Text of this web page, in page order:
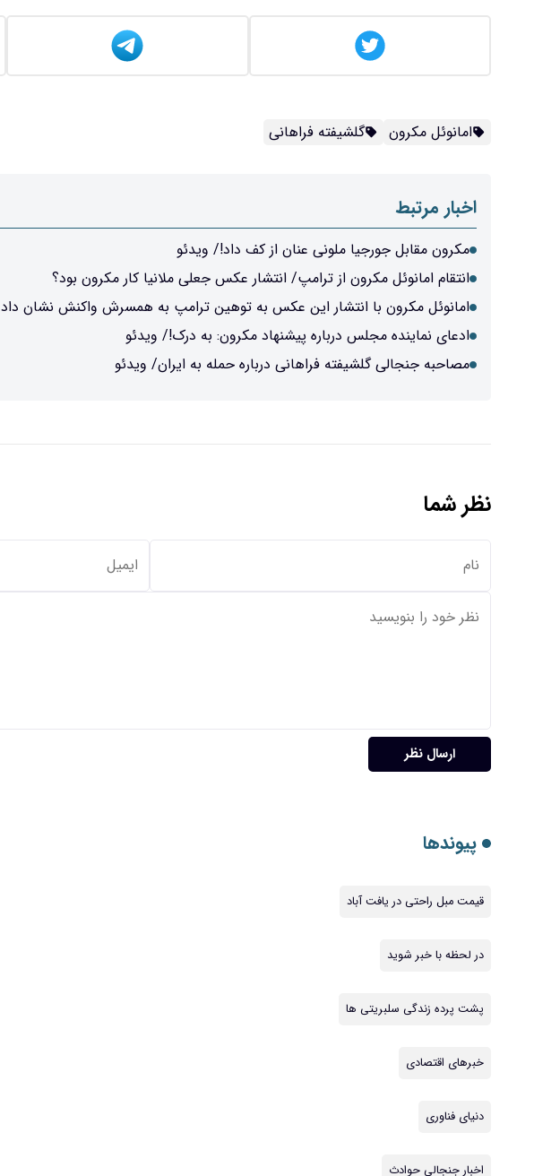
امانوئل مکرون گلشیفته فراهانی
اخبار مرتبط
مکرون مقابل جورجیا ملونی عنان از کف داد!/ ویدئو
انتقام امانوئل مکرون از ترامپ/ انتشار عکس جعلی ملانیا کار مکرون بود؟
امانوئل مکرون با انتشار این عکس به توهین ترامپ به همسرش واکنش نشان داد
ادعای نماینده مجلس درباره پیشنهاد مکرون: به درک!/ ویدئو
مصاحبه جنجالی گلشیفته فراهانی درباره حمله به ایران/ ویدئو
نظر شما
ارسال نظر
پیوندها
قیمت مبل راحتی در یافت آباد
در لحظه با خبر شوید
پشت پرده زندگی سلبریتی ها
خبرهای اقتصادی
دنیای فناوری
اخبار جنجالی حوادث